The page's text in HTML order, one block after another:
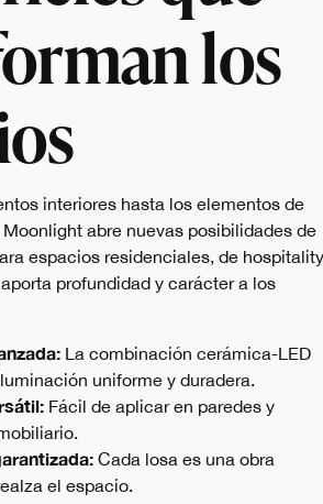
los
interiores hasta los elementos de
abre nuevas posibilidades de
espacios residenciales, de hospitality
profundidad y carácter a los
La combinación cerámica-LED
uniforme y duradera.
Fácil de aplicar en paredes y
Cada losa es una obra
el espacio.